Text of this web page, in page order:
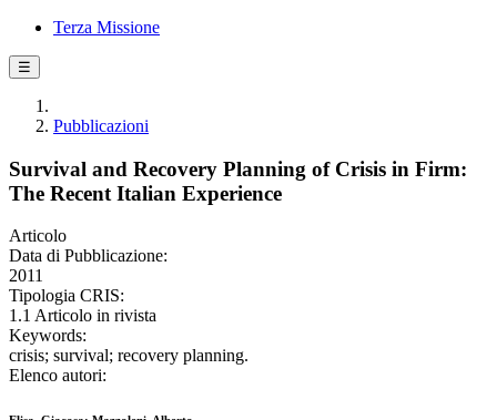
Terza Missione
☰
Pubblicazioni
Survival and Recovery Planning of Crisis in Firm:
The Recent Italian Experience
Articolo
Data di Pubblicazione:
2011
Tipologia CRIS:
1.1 Articolo in rivista
Keywords:
crisis; survival; recovery planning.
Elenco autori: